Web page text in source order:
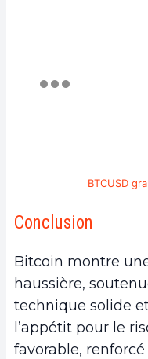
BTCUSD
Conclusion
Bitcoin montre
haussière,
technique solide
l’appétit pour le
favorable,